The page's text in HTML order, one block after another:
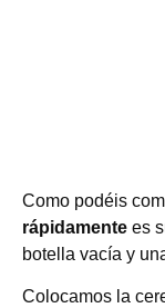
Como podéis
rápidamente es
botella vacía y
Colocamos la